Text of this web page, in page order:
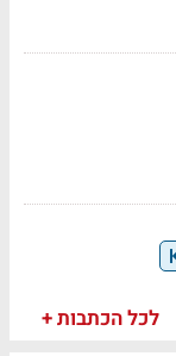
לכל הכתבות +